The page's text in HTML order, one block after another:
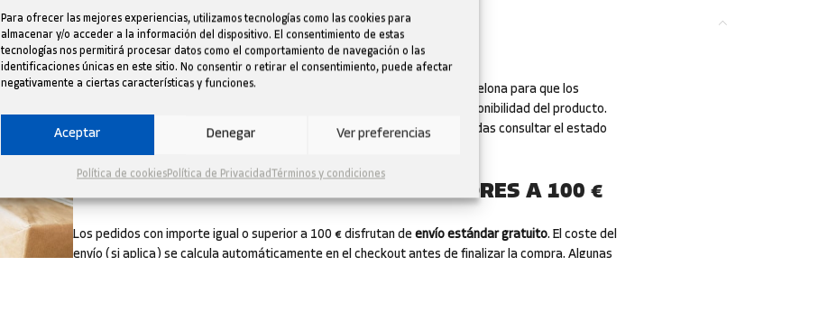
Para ofrecer las mejores experiencias, utilizamos tecnologías como las cookies para
almacenar y/o acceder a la información del dispositivo. El consentimiento de estas
tecnologías nos permitirá procesar datos como el comportamiento de navegación o las
identificaciones únicas en este sitio. No consentir o retirar el consentimiento, puede afectar
negativamente a ciertas características y funciones.
Aceptar Denegar Ver preferencias
Política de cookiesPolítica de PrivacidadTérminos y condiciones
ENVÍO RÁPIDO DESDE ESPAÑA
Preparamos tus pedidos con agilidad desde nuestros almacenes en Barcelona para que los
recibas cuanto antes. Los plazos pueden variar según el destino y la disponibilidad del producto.
En todo momento te enviaremos el número de seguimiento para que puedas consultar el estado
ENVÍO GRATUITO EN PEDIDOS SUPERIORES A 100 €
Los pedidos con importe igual o superior a 100 € disfrutan deenvío estándar gratuito. El coste del
envío (si aplica) se calcula automáticamente en el checkout antes de finalizar la compra. Algunas